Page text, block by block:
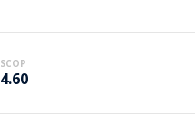
SCOP
4.60